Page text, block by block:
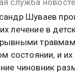
служба
Шуваев
лечение в
состоянии, и
чиновник